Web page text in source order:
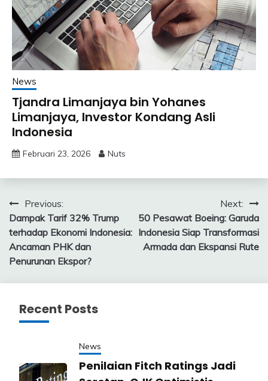
News
Tjandra Limanjaya bin Yohanes
Limanjaya, Investor Kondang Asli
Indonesia
Februari 23, 2026 Nuts
Navigasi
pos
Previous:
Dampak Tarif 32% Trump
terhadap Ekonomi Indonesia:
Ancaman PHK dan
Penurunan Ekspor?
Next:
50 Pesawat Boeing: Garuda
Indonesia Siap Transformasi
Armada dan Ekspansi Rute
Recent Posts
News
Penilaian Fitch Ratings Jadi